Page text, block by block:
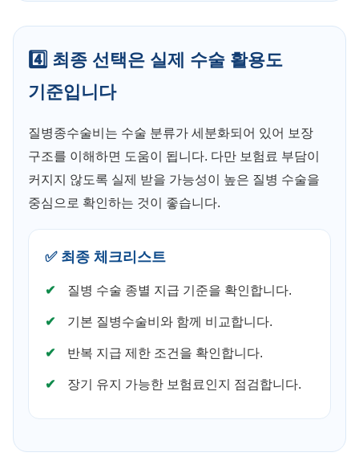
4️⃣ 최종 선택은 실제 수술 활용도
기준입니다
질병종수술비는 수술 분류가 세분화되어 있어 보장
구조를 이해하면 도움이 됩니다. 다만 보험료 부담이
커지지 않도록 실제 받을 가능성이 높은 질병 수술을
중심으로 확인하는 것이 좋습니다.
✅ 최종 체크리스트
질병 수술 종별 지급 기준을 확인합니다.
기본 질병수술비와 함께 비교합니다.
반복 지급 제한 조건을 확인합니다.
장기 유지 가능한 보험료인지 점검합니다.